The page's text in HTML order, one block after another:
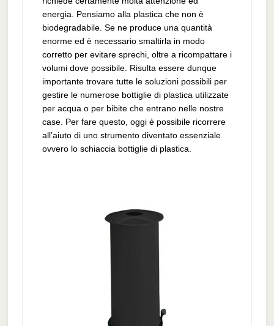
energia. Pensiamo alla plastica che non è
biodegradabile. Se ne produce una quantità
enorme ed è necessario smaltirla in modo
corretto per evitare sprechi, oltre a ricompattare i
volumi dove possibile. Risulta essere dunque
importante trovare tutte le soluzioni possibili per
gestire le numerose bottiglie di plastica utilizzate
per acqua o per bibite che entrano nelle nostre
case. Per fare questo, oggi è possibile ricorrere
all’aiuto di uno strumento diventato essenziale
ovvero lo schiaccia bottiglie di plastica.